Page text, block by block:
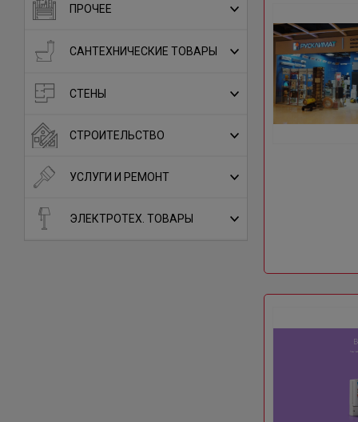
ПРОЧЕЕ
САНТЕХНИЧЕСКИЕ ТОВАРЫ
СТЕНЫ
СТРОИТЕЛЬСТВО
УСЛУГИ И РЕМОНТ
ЭЛЕКТРОТЕХ. ТОВАРЫ